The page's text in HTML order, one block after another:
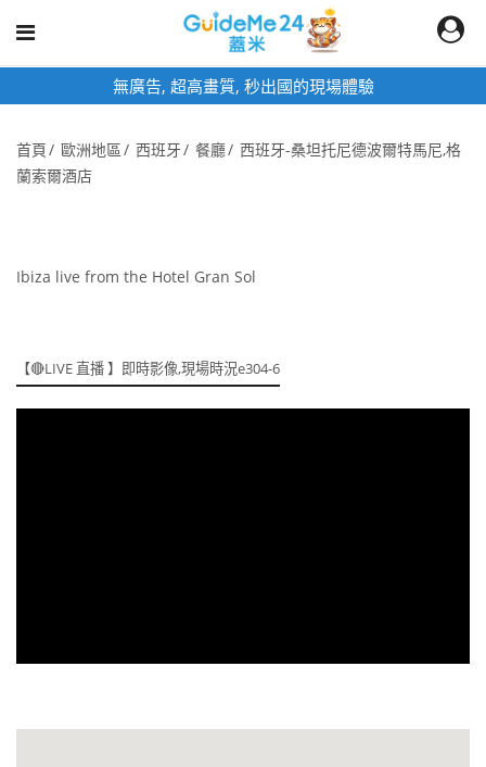
無廣告, 超高畫質, 秒出國的現場體驗
首頁 歐洲地區 西班牙 餐廳
西班牙-桑坦托尼德波爾特馬尼,格
蘭索爾酒店
Ibiza live from the Hotel Gran Sol
【🔴LIVE 直播 】即時影像,現場時況e304-6